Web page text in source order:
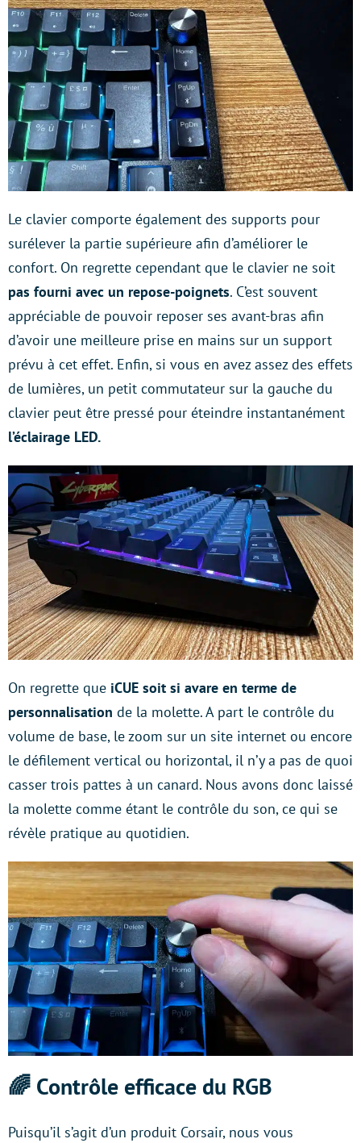
Le clavier comporte également des supports pour
surélever la partie supérieure afin d’améliorer le
confort. On regrette cependant que le clavier ne soit
pas fourni avec un repose-poignets. C’est souvent
appréciable de pouvoir reposer ses avant-bras afin
d’avoir une meilleure prise en mains sur un support
prévu à cet effet. Enfin, si vous en avez assez des effets
de lumières, un petit commutateur sur la gauche du
clavier peut être pressé pour éteindre instantanément
l’éclairage LED.
On regrette que iCUE soit si avare en terme de
personnalisation de la molette. A part le contrôle du
volume de base, le zoom sur un site internet ou encore
le défilement vertical ou horizontal, il n’y a pas de quoi
casser trois pattes à un canard. Nous avons donc laissé
la molette comme étant le contrôle du son, ce qui se
révèle pratique au quotidien.
🌈 Contrôle efficace du RGB
Puisqu’il s’agit d’un produit Corsair, nous vous